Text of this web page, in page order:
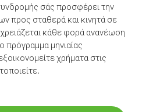
σάς προσφέρει την
προς σταθερά και κινητά σε
κάθε φορά ανανέωση
μηνιαίας
χρήματα στις